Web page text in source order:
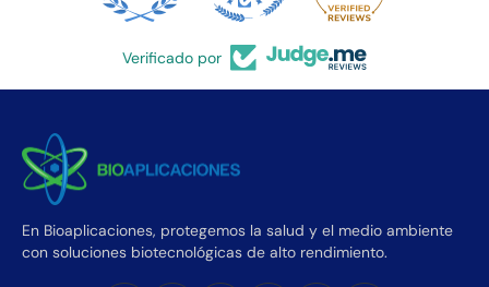
Verificado por
En Bioaplicaciones, protegemos la salud y el medio ambiente
con soluciones biotecnológicas de alto rendimiento.